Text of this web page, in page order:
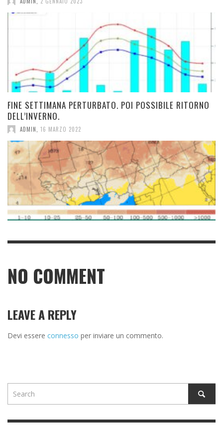
FINE SETTIMANA PERTURBATO. POI POSSIBILE RITORNO
DELL’INVERNO.
ADMIN 16 MARZO 2022
NO COMMENT
LEAVE A REPLY
Devi essere connesso per inviare un commento.